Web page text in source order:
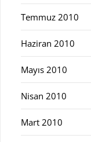
Temmuz 2010
Haziran 2010
Mayıs 2010
Nisan 2010
Mart 2010